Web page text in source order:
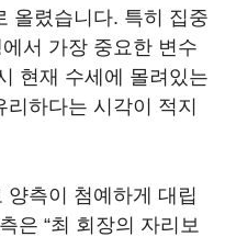
올렸습니다. 특히 집중
서 가장 중요한 변수
현재 수세에 몰려있는
하다는 시각이 적지
측이 첨예하게 대립
은 “최 회장의 자리보